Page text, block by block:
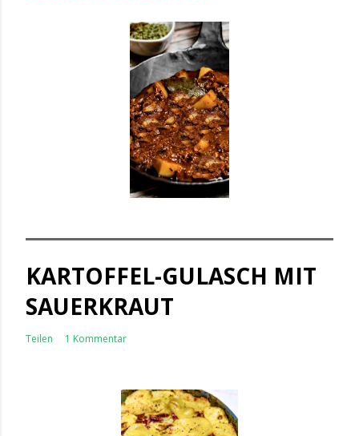
KARTOFFEL-GULASCH MIT
SAUERKRAUT
Teilen 1 Kommentar